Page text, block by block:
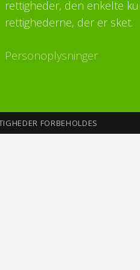
rettigheder, den enkelte
rettighederne, der er sket.
Personoplysninger
FORBEHOLDES